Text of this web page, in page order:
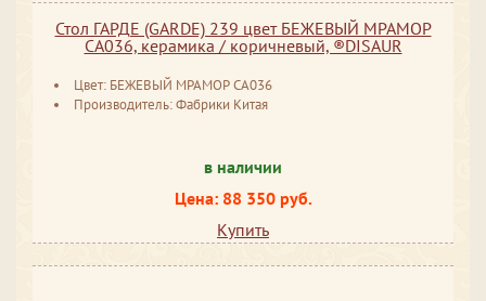
Стол ГАРДЕ (GARDE) 239 цвет БЕЖЕВЫЙ МРАМОР
CA036, керамика / коричневый, ®DISAUR
Цвет: БЕЖЕВЫЙ МРАМОР CA036
Производитель: Фабрики Китая
в наличии
Цена: 88 350 руб.
Купить